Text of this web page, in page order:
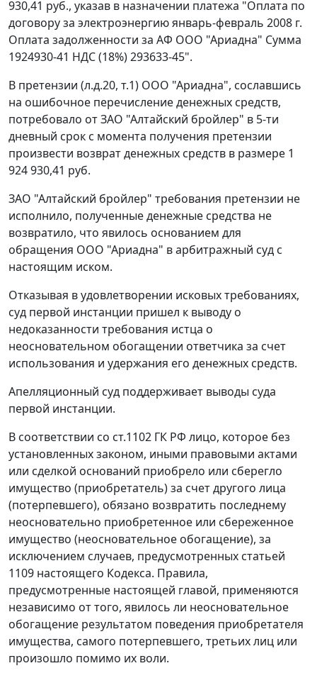
930,41 руб., указав в назначении платежа "Оплата по
договору за электроэнергию январь-февраль 2008 г.
Оплата задолженности за АФ ООО "Ариадна" Сумма
1924930-41 НДС (18%) 293633-45".
В претензии (л.д.20, т.1) ООО "Ариадна", сославшись
на ошибочное перечисление денежных средств,
потребовало от ЗАО "Алтайский бройлер" в 5-ти
дневный срок с момента получения претензии
произвести возврат денежных средств в размере 1
924 930,41 руб.
ЗАО "Алтайский бройлер" требования претензии не
исполнило, полученные денежные средства не
возвратило, что явилось основанием для
обращения ООО "Ариадна" в арбитражный суд с
настоящим иском.
Отказывая в удовлетворении исковых требованиях,
суд первой инстанции пришел к выводу о
недоказанности требования истца о
неосновательном обогащении ответчика за счет
использования и удержания его денежных средств.
Апелляционный суд поддерживает выводы суда
первой инстанции.
В соответствии со ст.1102 ГК РФ лицо, которое без
установленных законом, иными правовыми актами
или сделкой оснований приобрело или сберегло
имущество (приобретатель) за счет другого лица
(потерпевшего), обязано возвратить последнему
неосновательно приобретенное или сбереженное
имущество (неосновательное обогащение), за
исключением случаев, предусмотренных статьей
1109 настоящего Кодекса. Правила,
предусмотренные настоящей главой, применяются
независимо от того, явилось ли неосновательное
обогащение результатом поведения приобретателя
имущества, самого потерпевшего, третьих лиц или
произошло помимо их воли.